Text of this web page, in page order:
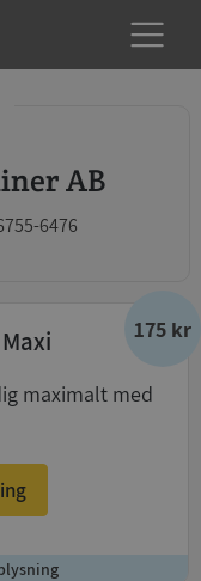
AB
6476
175 kr
maximalt med